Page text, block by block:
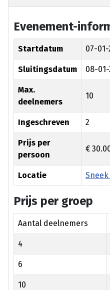
Evenement-
Startdatum 07-01-
Sluitingsdatum 08-
Max.
deelnemers
10
Ingeschreven 2
Prijs per
persoon
€
Locatie
Prijs per groep
Aantal deelnemers
4
6
10